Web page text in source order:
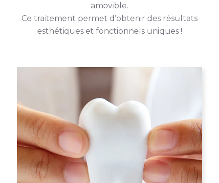
amovible.
Ce traitement permet d’obtenir des résultats
esthétiques et fonctionnels uniques !